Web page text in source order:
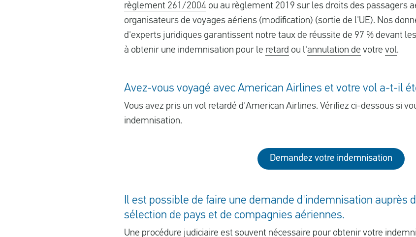
règlement 261/2004 ou au règlement 2019 sur les droits des passagers
organisateurs de voyages aériens (modification) (sortie de l'UE). Nos
d'experts juridiques garantissent notre taux de réussite de 97 % devant
à obtenir une indemnisation pour le retard ou l'annulation de votre vol.
Avez-vous voyagé avec American Airlines et votre vol a-t-il
Vous avez pris un vol retardé d'American Airlines. Vérifiez ci-dessous si
indemnisation.
Demandez votre indemnisation
Il est possible de faire une demande d'indemnisation auprès
sélection de pays et de compagnies aériennes.
Une procédure judiciaire est souvent nécessaire pour obtenir votre